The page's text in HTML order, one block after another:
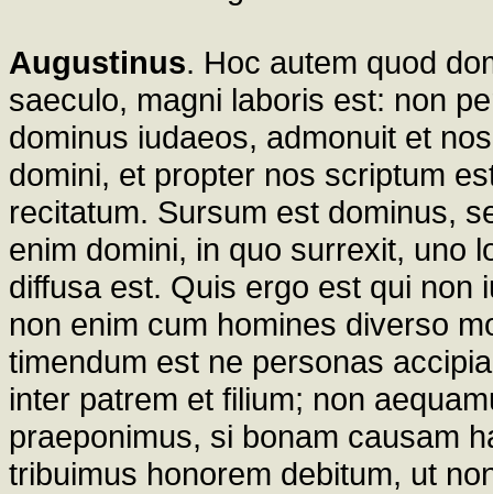
Augustinus. Hoc autem quod
saeculo, magni laboris est: non
dominus iudaeos, admonuit et
domini, et propter nos scriptum
recitatum. Sursum est dominus,
enim domini, in quo surrexit, uno
diffusa est. Quis ergo est qui non
non enim cum homines diverso
timendum est ne personas
inter patrem et filium; non
praeponimus, si bonam causam
tribuimus honorem debitum, ut